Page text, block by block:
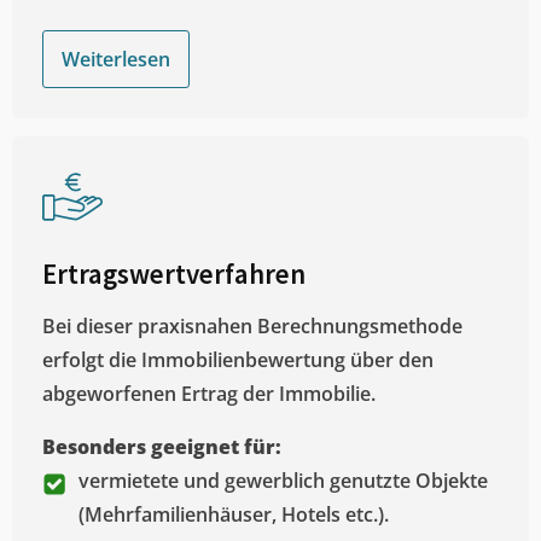
Weiterlesen
Ertragswertverfahren
Bei dieser praxisnahen Berechnungsmethode
erfolgt die Immobilienbewertung über den
abgeworfenen Ertrag der Immobilie.
Besonders geeignet für:
vermietete und gewerblich genutzte Objekte
(Mehrfamilienhäuser, Hotels etc.).